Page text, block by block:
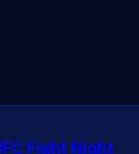
Fight Night